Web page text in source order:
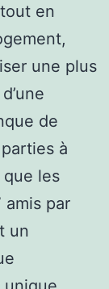
en
une plus
de
à
les
amis par
un